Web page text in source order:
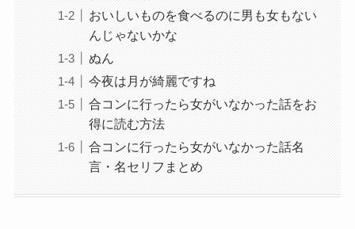
おいしいものを食べるのに男も女もない
んじゃないかな
ぬん
今夜は月が綺麗ですね
合コンに行ったら女がいなかった話をお
得に読む方法
合コンに行ったら女がいなかった話名
言・名セリフまとめ